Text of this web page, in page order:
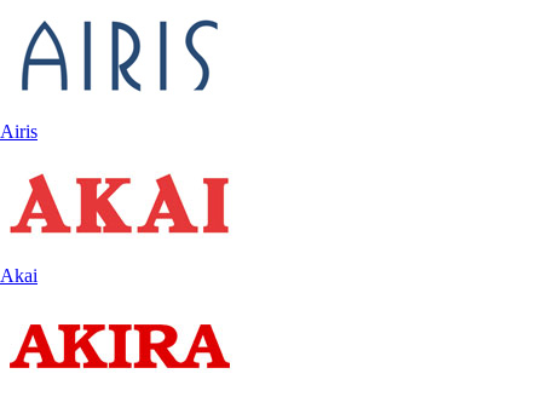
Airis
Akai